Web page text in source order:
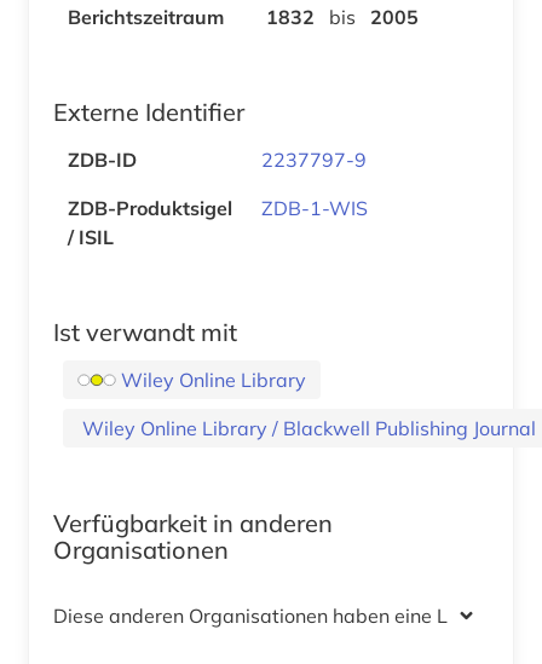
Berichtszeitraum
1832 bis 2005
Externe Identifier
ZDB-ID
2237797-9
ZDB-Produktsigel
/ ISIL
ZDB-1-WIS
Ist verwandt mit
Wiley Online Library
Wiley Online Library / Blackwell
Verfügbarkeit in anderen
Organisationen
Diese anderen Organisationen haben eine Lizenz